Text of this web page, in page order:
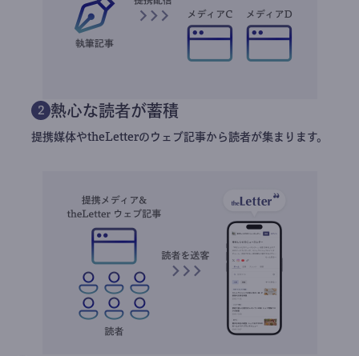
2 熱心な読者が蓄積
提携媒体やtheLetterのウェブ記事から読者が集まります。